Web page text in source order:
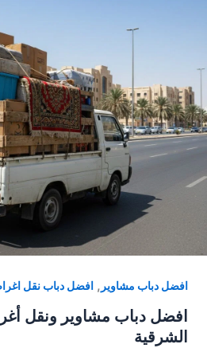
افضل دباب مشاوير , افضل دباب نقل
افضل دباب مشاوير ونقل
الشرقية